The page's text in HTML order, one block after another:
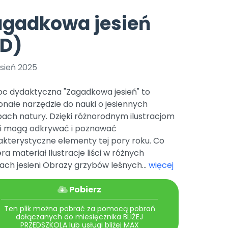
Archiwalne numery
Pomoc
Promocje
czerwca 2024 r. uzyskała
r. Nr decyzji:
Online.
Bliżej Pieska
Pomoc zwierzętom
Książka (dla) Przedszkolaka
Promowanie czytelnictwa
TikTok
Zobacz nas na TikToku
YouTube
jesień
2025
dydaktyczna "Zagadkowa jesień" to
narzędzie do nauki o jesiennych
natury. Dzięki różnorodnym ilustracjom
mogą odkrywać i poznawać
elementy tej pory roku. Co
materiał Ilustracje liści w różnych
jesieni Obrazy grzybów leśnych... więcej
Pobierz
Ten plik można pobrać za pomocą pobrań
dołączanych do miesięcznika BLIŻEJ
PRZEDSZKOLA lub usługi bliżej MAX